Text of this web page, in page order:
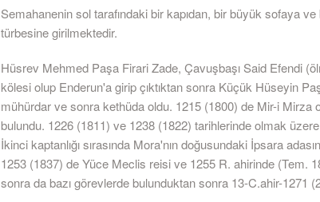
Semahanenin sol tarafındaki bir kapıdan, bir büyük sofaya
türbesine girilmektedir.
Hüsrev Mehmed Paşa Firari Zade, Çavuşbaşı Said Efendi
kölesi olup Enderun'a girip çıktıktan sonra Küçük Hüseyin
mühürdar ve sonra kethüda oldu. 1215 (1800) de Mir-i Mirza
bulundu. 1226 (1811) ve 1238 (1822) tarihlerinde olmak
İkinci kaptanlığı sırasında Mora'nın doğusundaki İpsara
1253 (1837) de Yüce Meclis reisi ve 1255 R. ahirinde (Tem.
sonra da bazı görevlerde bulunduktan sonra 13-C.ahir-1271